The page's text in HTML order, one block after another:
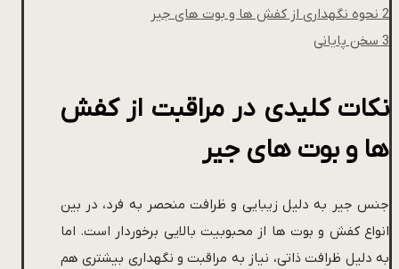
2 نحوه نگهداری از کفش ها و بوت های جیر
3 سخن پایانی
نکات کلیدی در مراقبت از کفش
ها و بوت های جیر
جنس جیر به دلیل زیبایی و ظرافت منحصر به فرد، در بین
انواع کفش و بوت ها از محبوبیت بالایی برخوردار است. اما
به دلیل ظرافت ذاتی، نیاز به مراقبت و نگهداری بیشتری هم